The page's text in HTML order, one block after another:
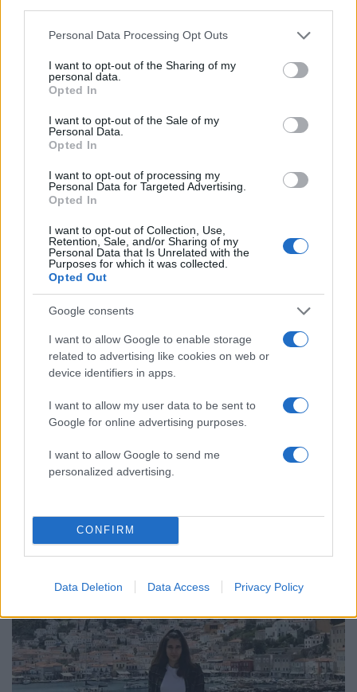
Please note that this website/app uses one or more Google
not limited to your visit or usage behaviour. You may click to
grant or deny consent to Google and its third-party tags to
use your data for below specified purposes in below Google
consent section.
Personal Data Processing Opt Outs
I want to opt-out of the Sharing of my
personal data.
Opted In
I want to opt-out of the Sale of my
Personal Data.
Opted In
I want to opt-out of processing my
Personal Data for Targeted Advertising.
Opted In
I want to opt-out of Collection, Use,
Retention, Sale, and/or Sharing of my
Personal Data that Is Unrelated with the
Purposes for which it was collected.
Opted Out
Google consents
I want to allow Google to enable storage
related to advertising like cookies on web or
device identifiers in apps.
I want to allow my user data to be sent to
Google for online advertising purposes.
I want to allow Google to send me
personalized advertising.
CONFIRM
Data Deletion Data Access Privacy Policy
Θάλεια Κορδαμπάλου: «Ίσως να μην μάθουμε
την αλήθεια» - Σπαρακτικές σκηνές λίγο πριν
την κηδεία της ναυτικής δοκίμου
01.09.22
Το τελευταίο αντίο σήμερα στη 19χρονη
ναυτική δόκιμο Θάλεια Κορδαμπάλου